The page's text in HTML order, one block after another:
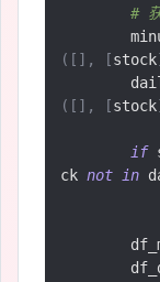
#
([],
[stock
([],
[stock
if
ck not in